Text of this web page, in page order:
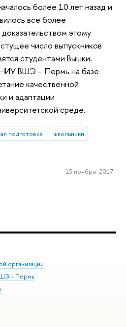
более 10 лет назад и
все более
этому
число выпускников
студентами Вышки.
ВШЭ – Пермь на базе
качественной
и адаптации
среде.
подготовка
школьники
15 ноября 2017
организации
- Пермь